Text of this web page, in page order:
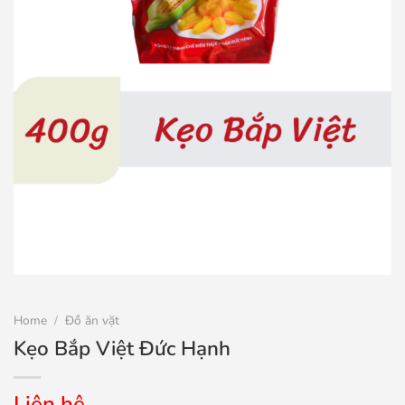
Home / Đồ ăn vặt
Kẹo Bắp Việt Đức Hạnh